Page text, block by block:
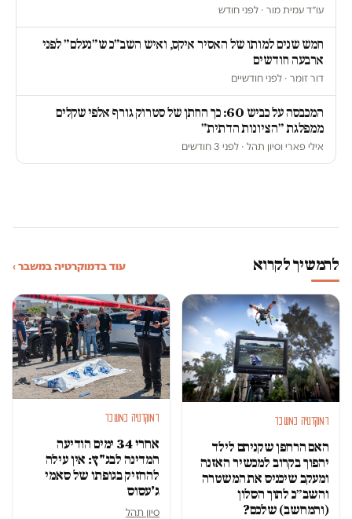
עו״ד עמית מור · לפני חודש
חמש שנים למותו של האסיר איקס, ואיש השב״כ ש״נעלם״ לפני
ארבעה חודשים
דור זומר · לפני חודשיים
המכבסה על כביש 60: כך החתן של סטרוק גורף אלפי שקלים
ממפלגת ״הציונות הדתית״
אילי פארי וסיון תהל · לפני 3 חודשים
להמשיך לקרוא עוד בדמוקרטיה במשבר ›
דמוקרטיה במשבר
האם הרחפן שקניתם לילד
יהפוך בקרוב למכשיר האזנה
ומעקב שיכניס את המשטרה
והשב״כ לתוך הסלון
(והמחשב) שלכם?
דמוקרטיה במשבר
אחרי 34 ימים הודיעה
המדינה לבג"ץ: אין עילה
להחזיק בגופתו של סאמי
ג'עסוס
סיון תהל